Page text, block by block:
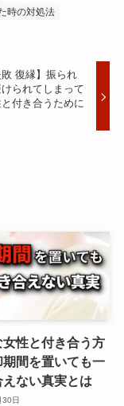
時の対処法
敗 復縁】振られ
られてしまって
付き合うために
女性と付き合う方
間を置いても一
ない真実とは
日